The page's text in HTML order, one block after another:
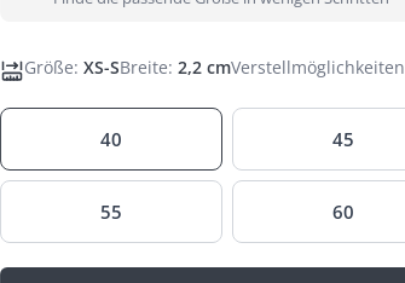
Größe: XS-SBreite: 2,2 cmVerstellmöglichkeiten
40 45
55 60